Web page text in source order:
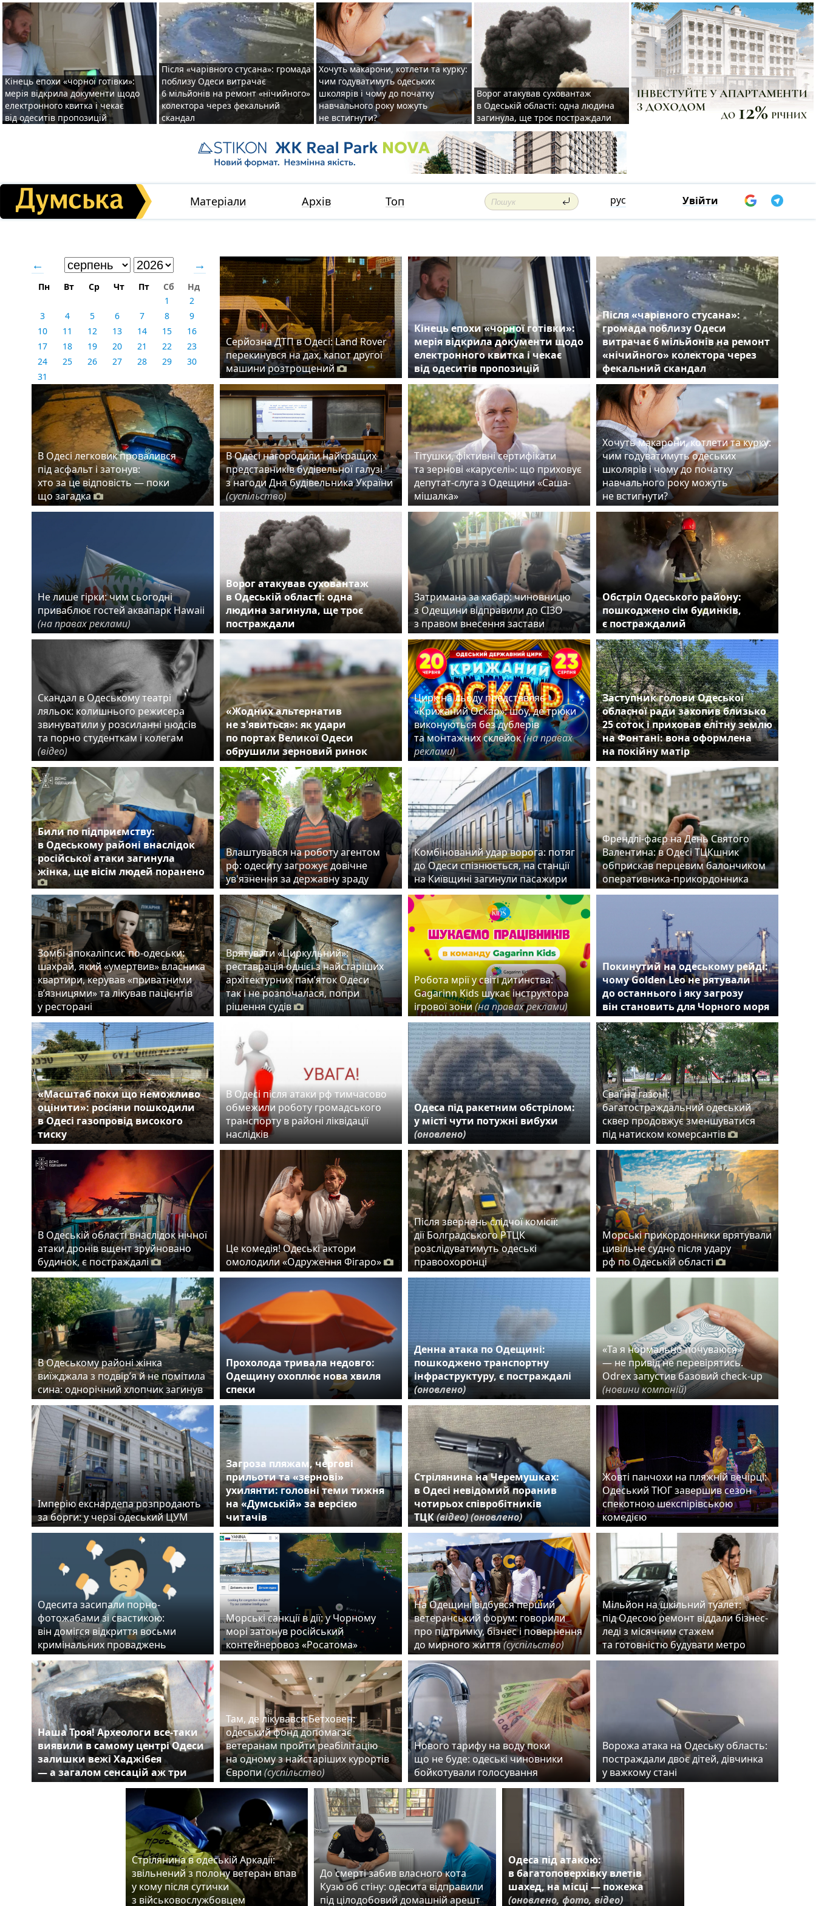
Кінець епохи «чорної готівки»:
мерія відкрила документи щодо
електронного квитка і чекає
від одеситів пропозицій
Після «чарівного стусана»: громада
поблизу Одеси витрачає
6 мільйонів на ремонт «нічийного»
колектора через фекальний
скандал
Хочуть макарони, котлети та курку:
чим годуватимуть одеських
школярів і чому до початку
навчального року можуть
не встигнути?
Ворог атакував суховантаж
в Одеській області: одна людина
загинула, ще троє постраждали
Матеріали Архів Топ рус Увійти
← →
Пн Вт Ср Чт Пт Сб
Нд
1
2
3
4 5 6 7 8
9
10
11 12 13 14 15
16
17
18 19 20 21 22
23
24
25 26 27 28 29
30
31
Серйозна ДТП в Одесі: Land Rover
перекинувся на дах, капот другої
машини розтрощений
Кінець епохи «чорної готівки»:
мерія відкрила документи щодо
електронного квитка і чекає
від одеситів пропозицій
Після «чарівного стусана»:
громада поблизу Одеси
витрачає 6 мільйонів на ремонт
«нічийного» колектора через
фекальний скандал
В Одесі легковик провалився
під асфальт і затонув:
хто за це відповість — поки
що загадка
В Одесі нагородили найкращих
представників будівельної галузі
з нагоди Дня будівельника України
(суспільство)
Тітушки, фіктивні сертифікати
та зернові «каруселі»: що приховує
депутат-слуга з Одещини «Саша-
мішалка»
Хочуть макарони, котлети та курку:
чим годуватимуть одеських
школярів і чому до початку
навчального року можуть
не встигнути?
Не лише гірки: чим сьогодні
приваблює гостей аквапарк Hawaii
(на правах реклами)
Ворог атакував суховантаж
в Одеській області: одна
людина загинула, ще троє
постраждали
Затримана за хабар: чиновницю
з Одещини відправили до СІЗО
з правом внесення застави
Обстріл Одеського району:
пошкоджено сім будинків,
є постраждалий
Скандал в Одеському театрі
ляльок: колишнього режисера
звинуватили у розсиланні нюдсів
та порно студенткам і колегам
(відео)
«Жодних альтернатив
не з'явиться»: як удари
по портах Великої Одеси
обрушили зерновий ринок
Цирк на льоду представляє
«Крижаний Оскар»: шоу, де трюки
виконуються без дублерів
та монтажних склейок(на правах
реклами)
Заступник голови Одеської
обласної ради захопив близько
25 соток і приховав елітну землю
на Фонтані: вона оформлена
на покійну матір
Били по підприємству:
в Одеському районі внаслідок
російської атаки загинула
жінка, ще вісім людей поранено
Влаштувався на роботу агентом
рф: одеситу загрожує довічне
ув'язнення за державну зраду
Комбінований удар ворога: потяг
до Одеси спізнюється, на станції
на Київщині загинули пасажири
Френдлі-фаєр на День Святого
Валентина: в Одесі ТЦКшник
обприскав перцевим балончиком
оперативника-прикордонника
Зомбі-апокаліпсис по-одеськи:
шахрай, який «умертвив» власника
квартири, керував «приватними
в’язницями» та лікував пацієнтів
у ресторані
Врятувати «Циркульний»:
реставрація однієї з найстаріших
архітектурних пам’яток Одеси
так і не розпочалася, попри
рішення судів
Робота мрії у світі дитинства:
Gagarinn Kids шукає інструктора
ігрової зони(на правах реклами)
Покинутий на одеському рейді:
чому Golden Leo не рятували
до останнього і яку загрозу
він становить для Чорного моря
«Масштаб поки що неможливо
оцінити»: росіяни пошкодили
в Одесі газопровід високого
тиску
В Одесі після атаки рф тимчасово
обмежили роботу громадського
транспорту в районі ліквідації
наслідків
Одеса під ракетним обстрілом:
у місті чути потужні вибухи
(оновлено)
Сваї на газоні:
багатостраждальний одеський
сквер продовжує зменшуватися
під натиском комерсантів
В Одеській області внаслідок нічної
атаки дронів вщент зруйновано
будинок, є постраждалі
Це комедія! Одеські актори
омолодили «Одруження Фігаро»
Після звернень слідчої комісії:
дії Болградського РТЦК
розслідуватимуть одеські
правоохоронці
Морські прикордонники врятували
цивільне судно після удару
рф по Одеській області
В Одеському районі жінка
виїжджала з подвір’я й не помітила
сина: однорічний хлопчик загинув
Прохолода тривала недовго:
Одещину охоплює нова хвиля
спеки
Денна атака по Одещині:
пошкоджено транспортну
інфраструктуру, є постраждалі
(оновлено)
«Та я нормально почуваюся»
— не привід не перевірятись.
Odrex запустив базовий check-up
(новини компаній)
Імперію екснардепа розпродають
за борги: у черзі одеський ЦУМ
Загроза пляжам, чергові
прильоти та «зернові»
ухилянти: головні теми тижня
на «Думській» за версією
читачів
Стрілянина на Черемушках:
в Одесі невідомий поранив
чотирьох співробітників
ТЦК(відео)(оновлено)
Жовті панчохи на пляжній вечірці:
Одеський ТЮГ завершив сезон
спекотною шекспірівською
комедією
Одесита засипали порно-
фотожабами зі свастикою:
він домігся відкриття восьми
кримінальних проваджень
Морські санкції в дії: у Чорному
морі затонув російський
контейнеровоз «Росатома»
На Одещині відбувся перший
ветеранський форум: говорили
про підтримку, бізнес і повернення
до мирного життя(суспільство)
Мільйон на шкільний туалет:
під Одесою ремонт віддали бізнес-
леді з місячним стажем
та готовністю будувати метро
Наша Троя! Археологи все-таки
виявили в самому центрі Одеси
залишки вежі Хаджібея
— а загалом сенсацій аж три
Там, де лікувався Бетховен:
одеський фонд допомагає
ветеранам пройти реабілітацію
на одному з найстаріших курортів
Європи (суспільство)
Нового тарифу на воду поки
що не буде: одеські чиновники
бойкотували голосування
Ворожа атака на Одеську область:
постраждали двоє дітей, дівчинка
у важкому стані
Стрілянина в одеській Аркадії:
звільнений з полону ветеран впав
у кому після сутички
з військовослужбовцем
До смерті забив власного кота
Кузю об стіну: одесита відправили
під цілодобовий домашній арешт
Одеса під атакою:
в багатоповерхівку влетів
шахед, на місці — пожежа
(оновлено, фото, відео)